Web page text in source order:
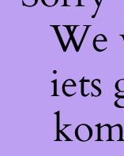
We
iets